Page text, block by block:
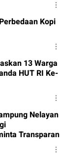
Kopi
13 Warga
HUT RI Ke-
Nelayan
Transparan